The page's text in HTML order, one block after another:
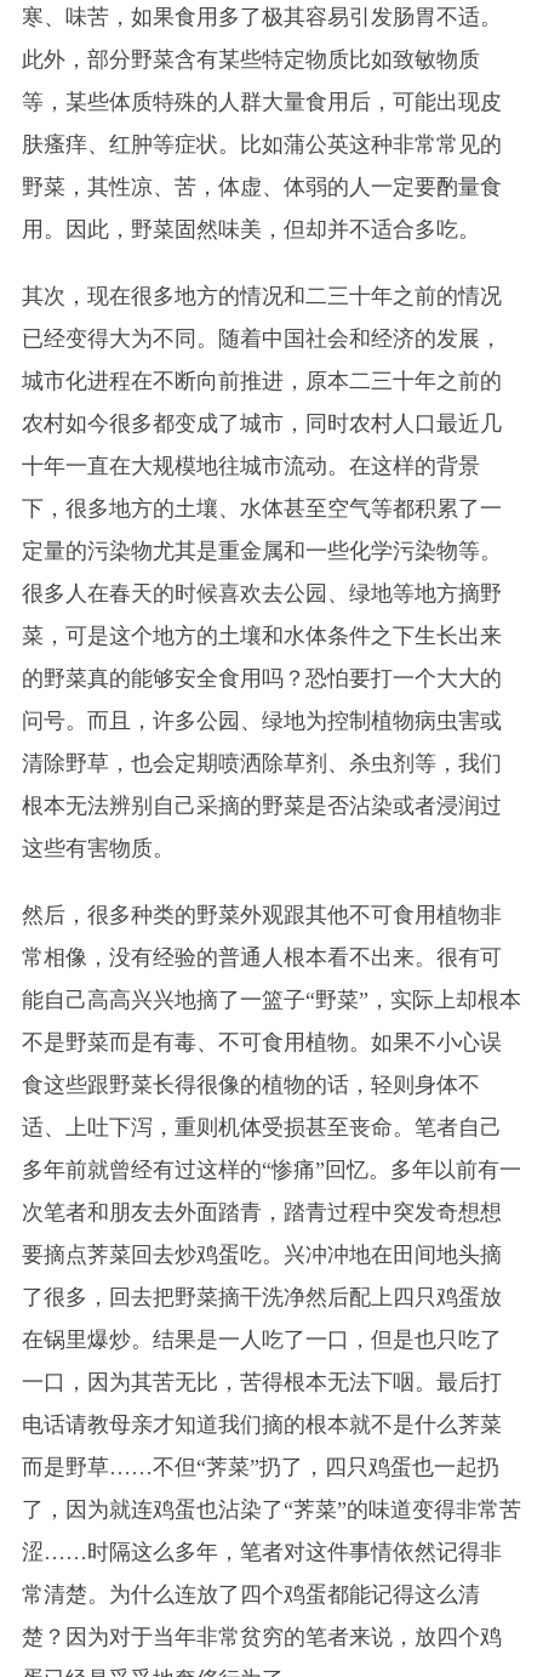
寒、味苦，如果食用多了极其容易引发肠胃不适。
此外，部分野菜含有某些特定物质比如致敏物质
等，某些体质特殊的人群大量食用后，可能出现皮
肤瘙痒、红肿等症状。比如蒲公英这种非常常见的
野菜，其性凉、苦，体虚、体弱的人一定要酌量食
用。因此，野菜固然味美，但却并不适合多吃。
其次，现在很多地方的情况和二三十年之前的情况
已经变得大为不同。随着中国社会和经济的发展，
城市化进程在不断向前推进，原本二三十年之前的
农村如今很多都变成了城市，同时农村人口最近几
十年一直在大规模地往城市流动。在这样的背景
下，很多地方的土壤、水体甚至空气等都积累了一
定量的污染物尤其是重金属和一些化学污染物等。
很多人在春天的时候喜欢去公园、绿地等地方摘野
菜，可是这个地方的土壤和水体条件之下生长出来
的野菜真的能够安全食用吗？恐怕要打一个大大的
问号。而且，许多公园、绿地为控制植物病虫害或
清除野草，也会定期喷洒除草剂、杀虫剂等，我们
根本无法辨别自己采摘的野菜是否沾染或者浸润过
这些有害物质。
然后，很多种类的野菜外观跟其他不可食用植物非
常相像，没有经验的普通人根本看不出来。很有可
能自己高高兴兴地摘了一篮子“野菜”，实际上却根本
不是野菜而是有毒、不可食用植物。如果不小心误
食这些跟野菜长得很像的植物的话，轻则身体不
适、上吐下泻，重则机体受损甚至丧命。笔者自己
多年前就曾经有过这样的“惨痛”回忆。多年以前有一
次笔者和朋友去外面踏青，踏青过程中突发奇想想
要摘点荠菜回去炒鸡蛋吃。兴冲冲地在田间地头摘
了很多，回去把野菜摘干洗净然后配上四只鸡蛋放
在锅里爆炒。结果是一人吃了一口，但是也只吃了
一口，因为其苦无比，苦得根本无法下咽。最后打
电话请教母亲才知道我们摘的根本就不是什么荠菜
而是野草……不但“荠菜”扔了，四只鸡蛋也一起扔
了，因为就连鸡蛋也沾染了“荠菜”的味道变得非常苦
涩……时隔这么多年，笔者对这件事情依然记得非
常清楚。为什么连放了四个鸡蛋都能记得这么清
楚？因为对于当年非常贫穷的笔者来说，放四个鸡